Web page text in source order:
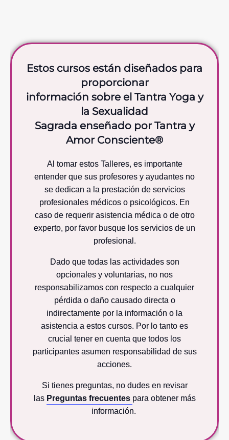
Estos cursos están diseñados para
proporcionar
información sobre el Tantra Yoga y
la Sexualidad
Sagrada enseñado por Tantra y
Amor Consciente®
Al tomar estos Talleres, es importante
entender que sus profesores y ayudantes no
se dedican a la prestación de servicios
profesionales médicos o psicológicos. En
caso de requerir asistencia médica o de otro
experto, por favor busque los servicios de un
profesional.
Dado que todas las actividades son
opcionales y voluntarias, no nos
responsabilizamos con respecto a cualquier
pérdida o daño causado directa o
indirectamente por la información o la
asistencia a estos cursos. Por lo tanto es
crucial tener en cuenta que todos los
participantes asumen responsabilidad de sus
acciones.
Si tienes preguntas, no dudes en revisar
las Preguntas frecuentes para obtener más
información.